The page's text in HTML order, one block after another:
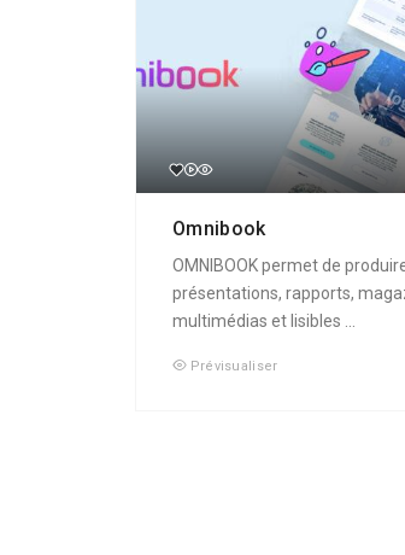
Omnibook
OMNIBOOK permet de
présentations, rapports,
multimédias et lisibles ...
Prévisualiser